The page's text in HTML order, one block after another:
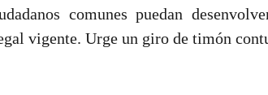
comunes puedan
vigente. Urge un giro de timón